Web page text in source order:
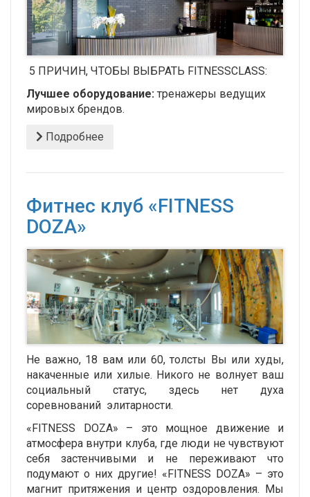
5 ПРИЧИН, ЧТОБЫ ВЫБРАТЬ FITNESSCLASS:
Лучшее оборудование: тренажеры ведущих
мировых брендов.
Подробнее
Фитнес клуб «FITNESS
DOZA»
Не важно, 18 вам или 60, толсты Вы или худы,
накаченные или хилые. Никого не волнует ваш
социальный статус, здесь нет духа
соревнований элитарности.
«FITNESS DOZA» – это мощное движение и
атмосфера внутри клуба, где люди не чувствуют
себя застенчивыми и не переживают что
подумают о них другие! «FITNESS DOZA» – это
магнит притяжения и центр оздоровления. Мы